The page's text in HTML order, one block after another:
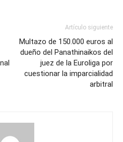
Artículo siguiente
Multazo de 150.000 euros al
dueño del Panathinaikos del
juez de la Euroliga por
cuestionar la imparcialidad
arbitral